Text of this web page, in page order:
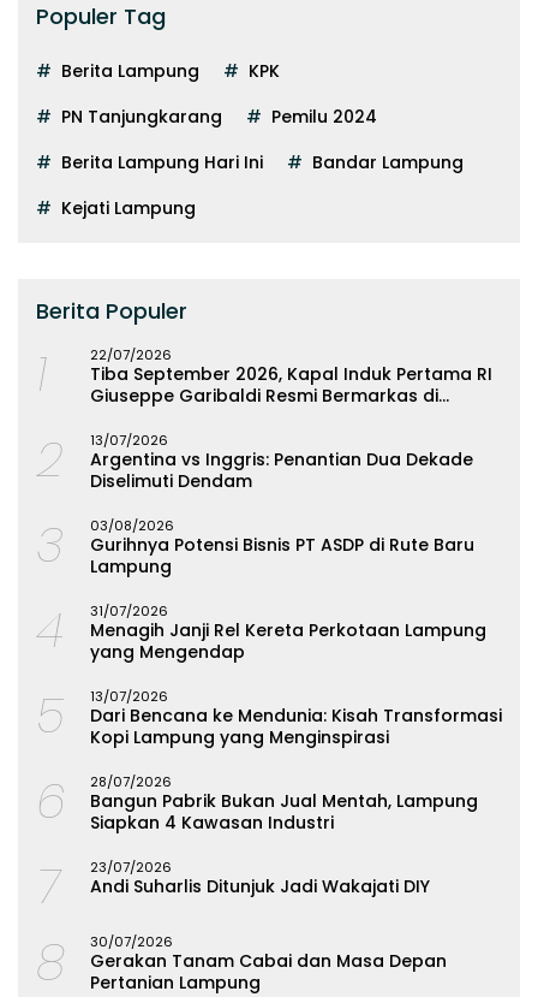
Populer Tag
Berita Lampung
KPK
PN Tanjungkarang
Pemilu 2024
Berita Lampung Hari Ini
Bandar Lampung
Kejati Lampung
Berita Populer
1 22/07/2026
Tiba September 2026, Kapal Induk Pertama RI
Giuseppe Garibaldi Resmi Bermarkas di
2 13/07/2026
Argentina vs Inggris: Penantian Dua Dekade
Diselimuti Dendam
3 03/08/2026
Gurihnya Potensi Bisnis PT ASDP di Rute Baru
Lampung
4 31/07/2026
Menagih Janji Rel Kereta Perkotaan Lampung
yang Mengendap
5 13/07/2026
Dari Bencana ke Mendunia: Kisah Transformasi
Kopi Lampung yang Menginspirasi
6 28/07/2026
Bangun Pabrik Bukan Jual Mentah, Lampung
Siapkan 4 Kawasan Industri
7 23/07/2026
Andi Suharlis Ditunjuk Jadi Wakajati DIY
8 30/07/2026
Gerakan Tanam Cabai dan Masa Depan
Pertanian Lampung